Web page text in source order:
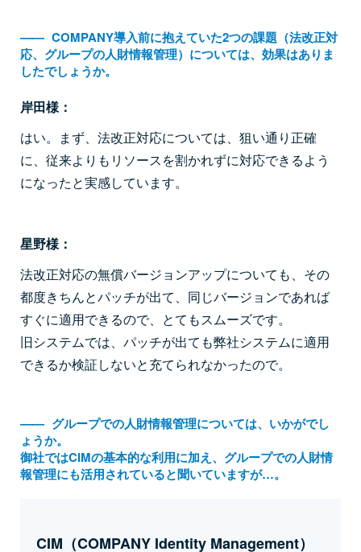
―― COMPANY導入前に抱えていた2つの課題（法改正対
応、グループの人財情報管理）については、効果はありま
したでしょうか。
岸田様：
はい。まず、法改正対応については、狙い通り正確
に、従来よりもリソースを割かれずに対応できるよう
になったと実感しています。
星野様：
法改正対応の無償バージョンアップについても、その
都度きちんとパッチが出て、同じバージョンであれば
すぐに適用できるので、とてもスムーズです。
旧システムでは、パッチが出ても弊社システムに適用
できるか検証しないと充てられなかったので。
―― グループでの人財情報管理については、いかがでし
ょうか。
御社ではCIMの基本的な利用に加え、グループでの人財情
報管理にも活用されていると聞いていますが…。
CIM（COMPANY Identity Management）